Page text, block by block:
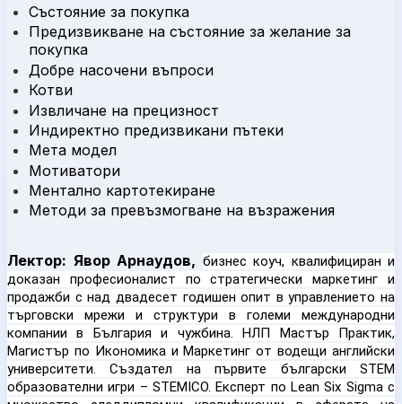
Състояние за покупка
Предизвикване на състояние за желание за
покупка
Добре насочени въпроси
Котви
Извличане на прецизност
Индиректно предизвикани пътеки
Мета модел
Мотиватори
Ментално картотекиране
Методи за превъзмогване на възражения
Лектор: Явор Арнаудов, бизнес коуч, квалифициран и
доказан професионалист по стратегически маркетинг и
продажби с над двадесет годишен опит в управлението на
търговски мрежи и структури в големи международни
компании в България и чужбина. НЛП Мастър Практик,
Магистър по Икономика и Маркетинг от водещи английски
университети. Създател на първите български STEM
образователни игри – STEMICO. Експерт по Lean Six Sigma с